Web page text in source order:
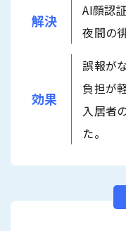
解決
AI顔認
夜間の
効果
誤報が
負担が
入居者
た。